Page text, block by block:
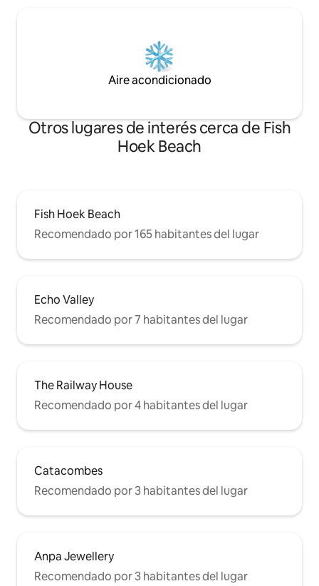
Aire acondicionado
Otros lugares de interés cerca de Fish
Hoek Beach
Fish Hoek Beach
Recomendado por 165 habitantes del lugar
Echo Valley
Recomendado por 7 habitantes del lugar
The Railway House
Recomendado por 4 habitantes del lugar
Catacombes
Recomendado por 3 habitantes del lugar
Anpa Jewellery
Recomendado por 3 habitantes del lugar